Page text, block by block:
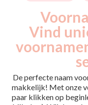
Vind
De perfecte naam
makkelijk! Met onze
paar klikken op